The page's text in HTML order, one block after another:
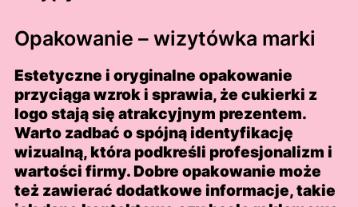
Opakowanie – wizytówka marki
Estetyczne i oryginalne opakowanie
przyciąga wzrok i sprawia, że cukierki z
logo stają się atrakcyjnym prezentem.
Warto zadbać o spójną identyfikację
wizualną, która podkreśli profesjonalizm i
wartości firmy. Dobre opakowanie może
też zawierać dodatkowe informacje, takie